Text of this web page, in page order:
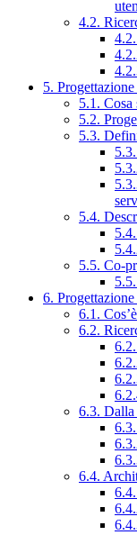
4.2.
5.
5.1.
5.2.
5.3.
5.4.
5.5. Co-
6.
6.1.
6.2.
6.3. Dalla
6.4.